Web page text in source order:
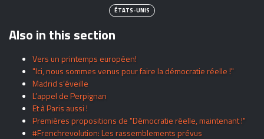
ÉTATS-UNIS
Also in this section
Vers un printemps européen!
"Ici, nous sommes venus pour faire la démocratie réelle !"
Madrid s’éveille
L’appel de Perpignan
Et à Paris aussi !
Premières propositions de "Démocratie réelle, maintenant !"
#Frenchrevolution: Les rassemblements prévus